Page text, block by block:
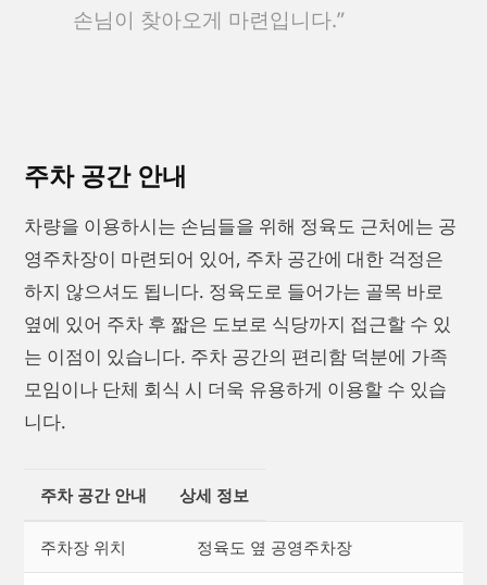
손님이 찾아오게 마련입니다.”
주차 공간 안내
차량을 이용하시는 손님들을 위해 정육도 근처에는 공
영주차장이 마련되어 있어, 주차 공간에 대한 걱정은
하지 않으셔도 됩니다. 정육도로 들어가는 골목 바로
옆에 있어 주차 후 짧은 도보로 식당까지 접근할 수 있
는 이점이 있습니다. 주차 공간의 편리함 덕분에 가족
모임이나 단체 회식 시 더욱 유용하게 이용할 수 있습
니다.
주차 공간 안내 상세 정보
주차장 위치 정육도 옆 공영주차장